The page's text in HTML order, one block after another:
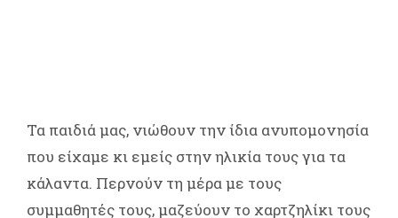
Τα παιδιά μας, νιώθουν την ίδια ανυπομονησία
που είχαμε κι εμείς στην ηλικία τους για τα
κάλαντα. Περνούν τη μέρα με τους
συμμαθητές τους, μαζεύουν το χαρτζηλίκι τους